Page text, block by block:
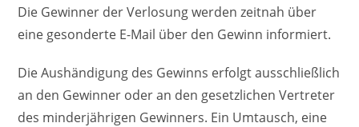
Die Gewinner der Verlosung werden zeitnah über
eine gesonderte E-Mail über den Gewinn informiert.
Die Aushändigung des Gewinns erfolgt ausschließlich
an den Gewinner oder an den gesetzlichen Vertreter
des minderjährigen Gewinners. Ein Umtausch, eine